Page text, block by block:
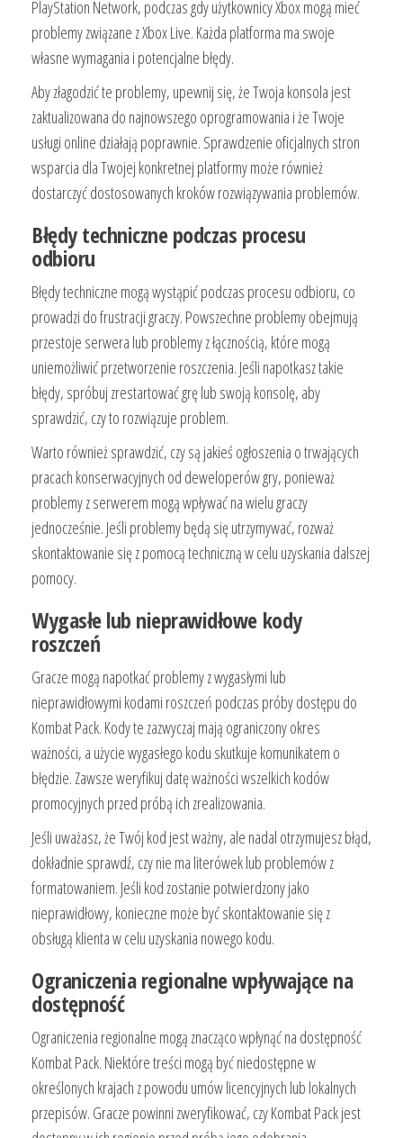
PlayStation Network, podczas gdy użytkownicy Xbox mogą mieć
problemy związane z Xbox Live. Każda platforma ma swoje
własne wymagania i potencjalne błędy.
Aby złagodzić te problemy, upewnij się, że Twoja konsola jest
zaktualizowana do najnowszego oprogramowania i że Twoje
usługi online działają poprawnie. Sprawdzenie oficjalnych stron
wsparcia dla Twojej konkretnej platformy może również
dostarczyć dostosowanych kroków rozwiązywania problemów.
Błędy techniczne podczas procesu
odbioru
Błędy techniczne mogą wystąpić podczas procesu odbioru, co
prowadzi do frustracji graczy. Powszechne problemy obejmują
przestoje serwera lub problemy z łącznością, które mogą
uniemożliwić przetworzenie roszczenia. Jeśli napotkasz takie
błędy, spróbuj zrestartować grę lub swoją konsolę, aby
sprawdzić, czy to rozwiązuje problem.
Warto również sprawdzić, czy są jakieś ogłoszenia o trwających
pracach konserwacyjnych od deweloperów gry, ponieważ
problemy z serwerem mogą wpływać na wielu graczy
jednocześnie. Jeśli problemy będą się utrzymywać, rozważ
skontaktowanie się z pomocą techniczną w celu uzyskania dalszej
pomocy.
Wygasłe lub nieprawidłowe kody
roszczeń
Gracze mogą napotkać problemy z wygasłymi lub
nieprawidłowymi kodami roszczeń podczas próby dostępu do
Kombat Pack. Kody te zazwyczaj mają ograniczony okres
ważności, a użycie wygasłego kodu skutkuje komunikatem o
błędzie. Zawsze weryfikuj datę ważności wszelkich kodów
promocyjnych przed próbą ich zrealizowania.
Jeśli uważasz, że Twój kod jest ważny, ale nadal otrzymujesz błąd,
dokładnie sprawdź, czy nie ma literówek lub problemów z
formatowaniem. Jeśli kod zostanie potwierdzony jako
nieprawidłowy, konieczne może być skontaktowanie się z
obsługą klienta w celu uzyskania nowego kodu.
Ograniczenia regionalne wpływające na
dostępność
Ograniczenia regionalne mogą znacząco wpłynąć na dostępność
Kombat Pack. Niektóre treści mogą być niedostępne w
określonych krajach z powodu umów licencyjnych lub lokalnych
przepisów. Gracze powinni zweryfikować, czy Kombat Pack jest